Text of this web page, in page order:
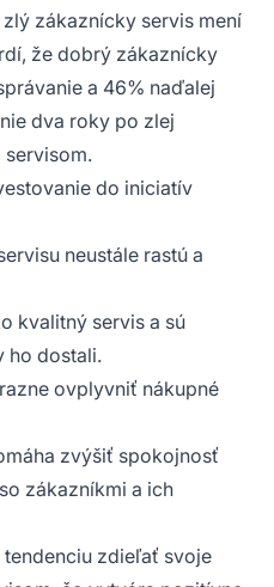
zákaznícky servis mení
že dobrý zákaznícky
a 46% naďalej
dva roky po zlej
servisom.
do iniciatív
neustále rastú a
kvalitný servis a sú
ho dostali.
ovplyvniť nákupné
zvýšiť spokojnosť
zákazníkmi a ich
zdieľať svoje